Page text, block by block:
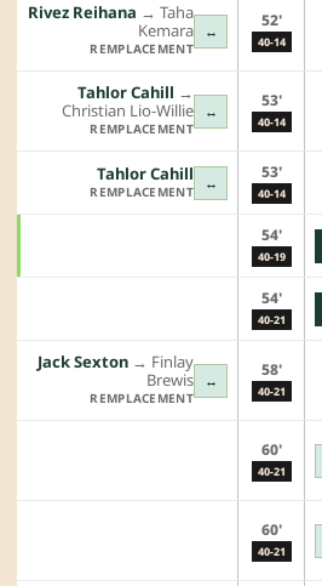
↔
Rivez Reihana →︎ Taha
Kemara
REMPLACEMENT
52'
40-14
↔
Tahlor Cahill →︎
Christian Lio-Willie
REMPLACEMENT
53'
40-14
↔
Tahlor Cahill
REMPLACEMENT
53'
40-14
54'
40-19
54'
40-21
↔
Jack Sexton →︎ Finlay
Brewis
REMPLACEMENT
58'
40-21
60'
40-21
60'
40-21